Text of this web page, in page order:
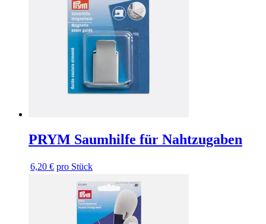
PRYM Saumhilfe für Nahtzugaben
6,20 € pro Stück